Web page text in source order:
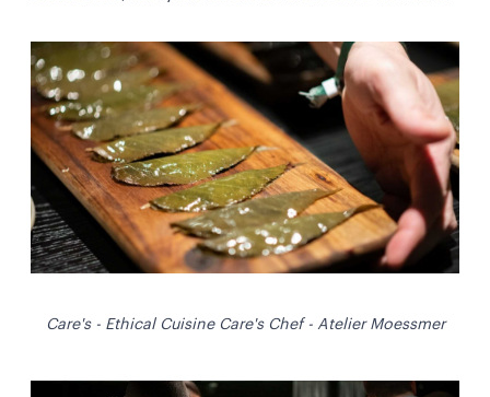
Care's - Ethical Cuisine Care's Chef - Atelier Moessmer